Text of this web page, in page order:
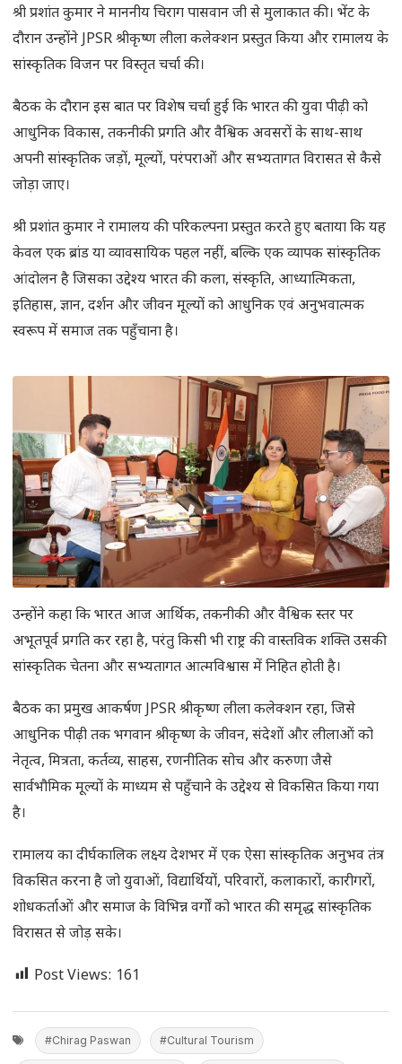
श्री प्रशांत कुमार ने माननीय चिराग पासवान जी से मुलाकात की। भेंट के
दौरान उन्होंने JPSR श्रीकृष्ण लीला कलेक्शन प्रस्तुत किया और रामालय के
सांस्कृतिक विजन पर विस्तृत चर्चा की।
बैठक के दौरान इस बात पर विशेष चर्चा हुई कि भारत की युवा पीढ़ी को
आधुनिक विकास, तकनीकी प्रगति और वैश्विक अवसरों के साथ-साथ
अपनी सांस्कृतिक जड़ों, मूल्यों, परंपराओं और सभ्यतागत विरासत से कैसे
जोड़ा जाए।
श्री प्रशांत कुमार ने रामालय की परिकल्पना प्रस्तुत करते हुए बताया कि यह
केवल एक ब्रांड या व्यावसायिक पहल नहीं, बल्कि एक व्यापक सांस्कृतिक
आंदोलन है जिसका उद्देश्य भारत की कला, संस्कृति, आध्यात्मिकता,
इतिहास, ज्ञान, दर्शन और जीवन मूल्यों को आधुनिक एवं अनुभवात्मक
स्वरूप में समाज तक पहुँचाना है।
उन्होंने कहा कि भारत आज आर्थिक, तकनीकी और वैश्विक स्तर पर
अभूतपूर्व प्रगति कर रहा है, परंतु किसी भी राष्ट्र की वास्तविक शक्ति उसकी
सांस्कृतिक चेतना और सभ्यतागत आत्मविश्वास में निहित होती है।
बैठक का प्रमुख आकर्षण JPSR श्रीकृष्ण लीला कलेक्शन रहा, जिसे
आधुनिक पीढ़ी तक भगवान श्रीकृष्ण के जीवन, संदेशों और लीलाओं को
नेतृत्व, मित्रता, कर्तव्य, साहस, रणनीतिक सोच और करुणा जैसे
सार्वभौमिक मूल्यों के माध्यम से पहुँचाने के उद्देश्य से विकसित किया गया
है।
रामालय का दीर्घकालिक लक्ष्य देशभर में एक ऐसा सांस्कृतिक अनुभव तंत्र
विकसित करना है जो युवाओं, विद्यार्थियों, परिवारों, कलाकारों, कारीगरों,
शोधकर्ताओं और समाज के विभिन्न वर्गों को भारत की समृद्ध सांस्कृतिक
विरासत से जोड़ सके।
Post Views: 161
#Chirag Paswan #Cultural Tourism